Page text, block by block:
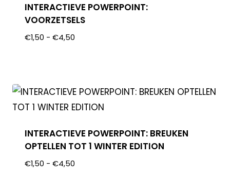
INTERACTIEVE POWERPOINT:
VOORZETSELS
€1,50 - €4,50
INTERACTIEVE POWERPOINT: BREUKEN
OPTELLEN TOT 1 WINTER EDITION
€1,50 - €4,50